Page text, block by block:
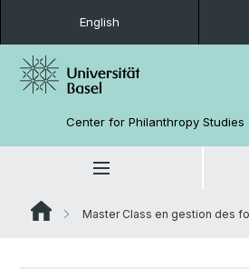
English
Center for Philanthropy Studies
Master Class en gestion des